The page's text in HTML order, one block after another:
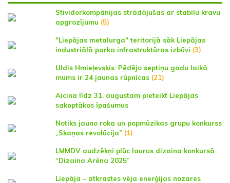
Stividorkompānijas strādājušas ar stabilu kravu
apgrozījumu (5)
"Liepājas metalurga" teritorijā sāk Liepājas
industriālā parka infrastruktūras izbūvi (3)
Uldis Hmieļevskis: Pēdējo septiņu gadu laikā
mums ir 24 jaunas rūpnīcas (21)
Aicina līdz 31. augustam pieteikt Liepājas
sakoptākos īpašumus
Notiks jauno roka un popmūzikas grupu konkurss
„Skaņas revolūcija” (1)
LMMDV audzēkņi plūc laurus dizaina konkursā
“Dizaina Arēna 2025”
Liepāja – atkrastes vēja enerģijas nozares